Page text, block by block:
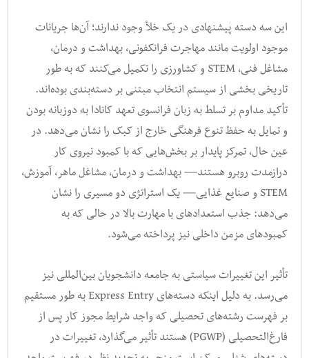
این سه دسته پیشنهادی در یک خلأ وجود ندارند؛ آن‌ها جریانات
موجود اولویت مانند مهاجرت فرانکفونی، بهداشت و درمان،
مشاغل فنی، STEM و کشاورزی را تکمیل می‌کنند که به طور
تاریخی بخشی از سیستم انتخاب مبتنی بر دسته‌بندی بوده‌اند.
تأکید مداوم بر تسلط به زبان فرانسوی تعهد کانادا به دوزبانه بودن
و تمایل به حفظ تنوع فرهنگی خارج از کبک را نشان می‌دهد. در
عین حال، تمرکز پایدار بر بخش‌هایی که با کمبود نیروی کار
درازمدت روبرو هستند— بهداشت و درمان، مشاغل ماهر، آموزش،
STEM و صنایع غذایی— یک استراتژی دو مسیری را نشان
می‌دهد: جذب استعدادهای با مهارت بالا در حالی که به
کمبودهای مزمن داخلی نیز پرداخته می‌شود.
تأثیر این تغییرات سیاستی به جامعه دانشجویان بین‌المللی نیز
می‌رسد. به دلیل اینکه دسته‌های Express Entry به طور مستقیم
بر فهرست رشته‌های تحصیلی که واجد شرایط مجوز کار پس از
فارغ‌التحصیلی (PGWP) هستند تأثیر می‌گذارد، تغییرات در